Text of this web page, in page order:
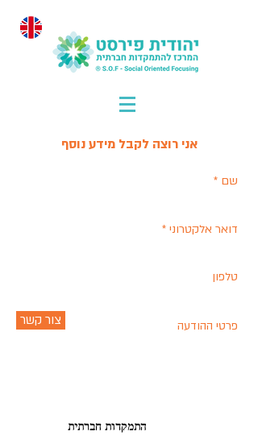
אני רוצה לקבל מידע נוסף
צור קשר
התמקדות חברתית